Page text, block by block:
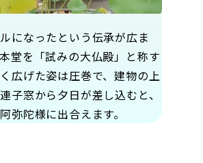
になったという伝承が広ま
堂を「試みの大仏殿」と称す
広げた姿は圧巻で、建物の上
子窓から夕日が差し込むと、
弥陀様に出合えます。